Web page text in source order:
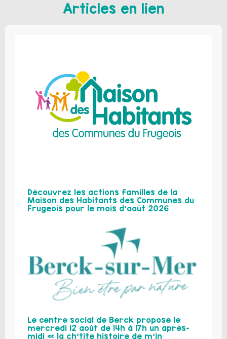
Articles en lien
Découvrez les actions familles de la
Maison des Habitants des Communes du
Frugeois pour le mois d’août 2026
Le centre social de Berck propose le
mercredi 12 août de 14h à 17h un après-
midi « la ch’tite histoire de m’in